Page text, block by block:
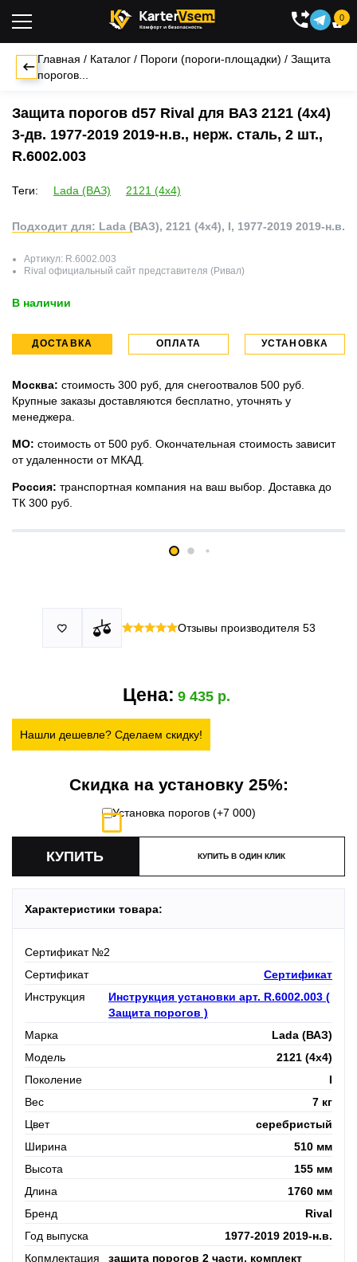

0
Главная / Каталог / Пороги (пороги-площадки) /Защита
порогов...
Защита порогов d57 Rival для ВАЗ 2121 (4x4)
3-дв. 1977-2019 2019-н.в., нерж. сталь, 2 шт.,
R.6002.003
Теги: Lada (ВАЗ) 2121 (4x4)
Подходит для: Lada (ВАЗ), 2121 (4x4), I, 1977-2019 2019-н.в.
Артикул: R.6002.003
Rival официальный сайт представителя (Ривал)
В наличии
ДОСТАВКА ОПЛАТА УСТАНОВКА
Москва: стоимость 300 руб, для снегоотвалов 500 руб.
Крупные заказы доставляются бесплатно, уточнять у
менеджера.
МО: стоимость от 500 руб. Окончательная стоимость зависит
от удаленности от МКАД.
Россия: транспортная компания на ваш выбор. Доставка до
ТК 300 руб.
Принимаем все виды оплаты в том числе переводы и СПБ.
По России: оплата производится до момента отгрузки в ТК.
У нас 2 установочных центра:г. Москва, ул. Привольная д 2,
скидка 25%
 Отзывы производителя 53
Цена: 9 435
Нашли дешевле? Сделаем скидку!
Скидка на установку 25%:
Установка порогов (+7 000)
КУПИТЬ В ОДИН КЛИК
Характеристики товара:
Сертификат №2
Сертификат
Сертификат
Инструкция
Инструкция установки арт. R.6002.003 (
Защита порогов )
Марка
Lada (ВАЗ)
Модель
2121 (4x4)
Поколение
I
Вес
7 кг
Цвет
серебристый
Ширина
510 мм
Высота
155 мм
Длина
1760 мм
Бренд
Rival
Год выпуска
1977-2019 2019-н.в.
Копмлектация
защита порогов 2 части, комплект